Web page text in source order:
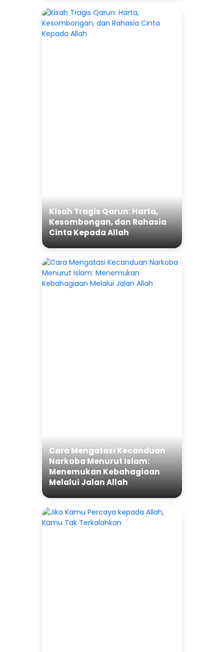
Kisah Tragis Qarun: Harta,
Kesombongan, dan Rahasia
Cinta Kepada Allah
Cara Mengatasi Kecanduan
Narkoba Menurut Islam:
Menemukan Kebahagiaan
Melalui Jalan Allah